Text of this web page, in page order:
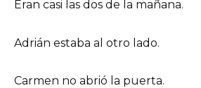
Eran casi las dos de la mañana.
Adrián estaba al otro lado.
Carmen no abrió la puerta.